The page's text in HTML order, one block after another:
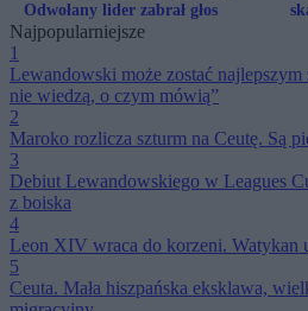
Odwołany lider zabrał głos
Najpopularniejsze
1
Lewandowski może zostać
nie wiedzą, o czym mówią”
2
Maroko rozlicza szturm na Ceutę. Są
3
Debiut Lewandowskiego w Leagues
z boiska
4
Leon XIV wraca do korzeni. Watykan
5
Ceuta. Mała hiszpańska eksklawa,